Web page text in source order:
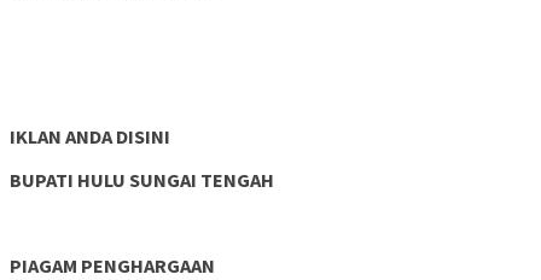
IKLAN ANDA DISINI
BUPATI HULU SUNGAI TENGAH
PIAGAM PENGHARGAAN